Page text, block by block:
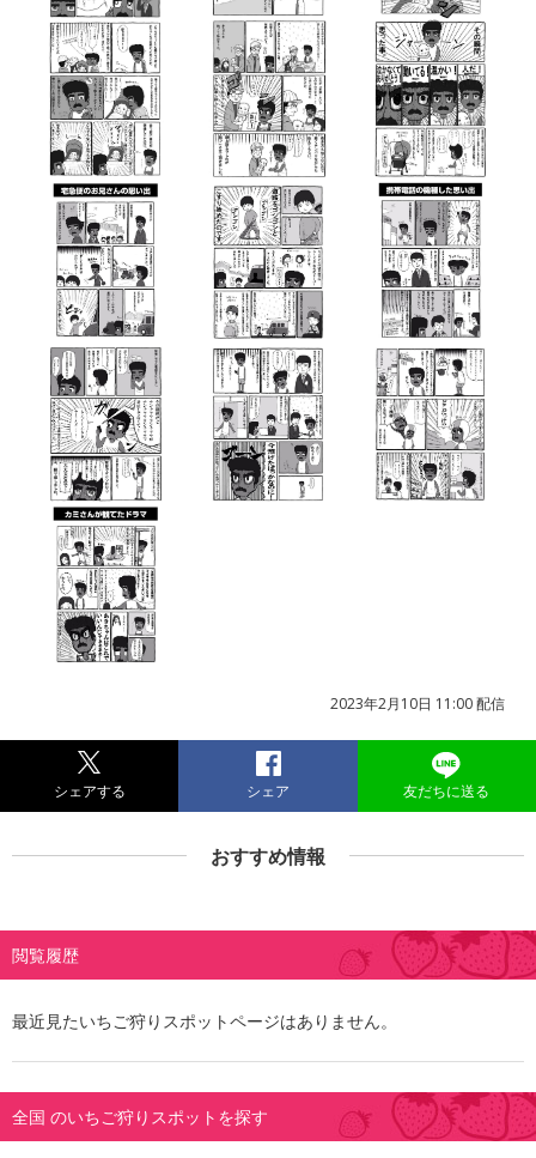
2023年2月10日 11:00 配信
シェアする シェア 友だちに送る
おすすめ情報
閲覧履歴
最近見たいちご狩りスポットページはありません。
全国 のいちご狩りスポットを探す